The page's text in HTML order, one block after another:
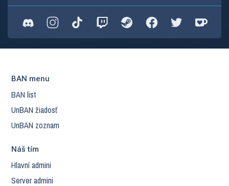
BAN menu
BAN list
UnBAN žiadosť
UnBAN zoznam
Náš tím
Hlavní admini
Server admini